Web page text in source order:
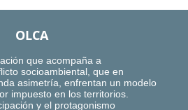
OLCA
que acompaña a
socioambiental, que en
asimetría, enfrentan un modelo
impuesto en los territorios.
y el protagonismo